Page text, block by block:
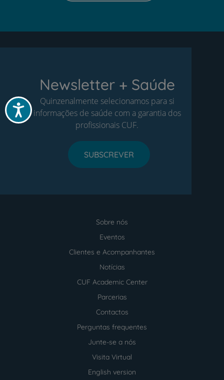
Acessibilidade
Newsletter + Saúde
Quinzenalmente selecionamos para si
informações de saúde com a garantia dos
profissionais CUF.
SUBSCREVER
Sobre nós
Eventos
Clientes e Acompanhantes
Notícias
CUF Academic Center
Parcerias
Contactos
Perguntas frequentes
Junte-se a nós
Visita Virtual
English version